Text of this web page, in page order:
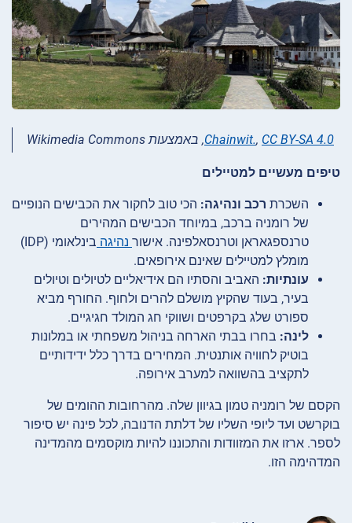
Chainwit., CC BY-SA 4.0 , באמצעות Wikimedia Commons
טיפים מעשיים למטיילים
השכרת רכב ונהיגה: הכי טוב לחקור את הכבישים הנופיים
של רומניה ברכב, במיוחד הכבישים המהירים
טרנספגאראן וטרנסאלפינה. אישור נהיגה
בינלאומי (IDP)
מומלץ למטיילים שאינם אירופאים.
עונתיות: האביב והסתיו הם אידיאליים לטיולים וטיולים
בעיר, בעוד שהקיץ מושלם להרים ולחוף. החורף מביא
ספורט שלג בקרפטים ושווקי חג המולד חגיגיים.
לינה: בחרו בבתי הארחה בניהול משפחתי או במלונות
בוטיק לחוויה אותנטית. המחירים בדרך כלל ידידותיים
לתקציב בהשוואה למערב אירופה.
הקסם של רומניה טמון בגיוון שלה. מהרחובות ההומים של
בוקרשט ועד ליופי השליו של דלתת הדנובה, לכל פינה יש סיפור
לספר. ארזו את המזוודות והתכוננו להיות מוקסמים מהמדינה
המדהימה הזו.